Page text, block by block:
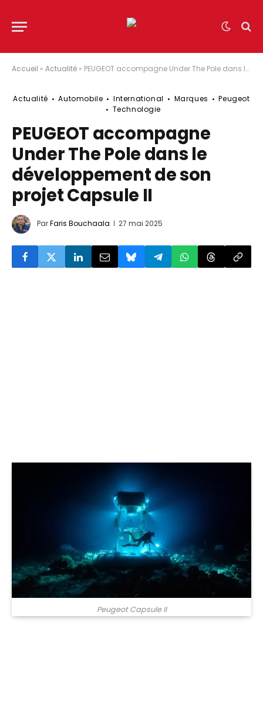
Accueil » Actualité » PEUGEOT accompagne Under The Pole dans le développement de son projet Capsule II
Actualité Automobile International Marques
Peugeot
Technologie
PEUGEOT accompagne
Under The Pole dans le
développement de son
projet Capsule II
ParFaris Bouchaala 27 mai 2025
Peugeot Capsule II